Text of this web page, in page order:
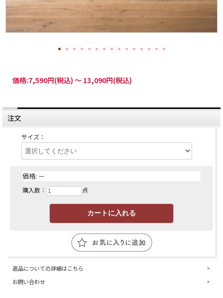
価格:7,590円(税込) ～ 13,090円(税込)
注文
サイズ：
価格: －
購入数： 点
返品についての詳細はこちら
お問い合わせ